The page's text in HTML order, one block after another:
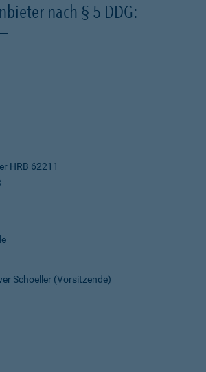
nach § 5 DDG:
HRB 62211
Schoeller (Vorsitzende)